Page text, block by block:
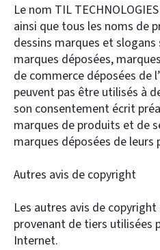
Le nom TIL
ainsi que tous les noms de
dessins marques et
marques déposées,
de commerce déposées de
peuvent pas être utilisés à
son consentement écrit
marques de produits et de
marques déposées de
Autres avis de copyright
Les autres avis de
provenant de tiers utilisées
Internet.